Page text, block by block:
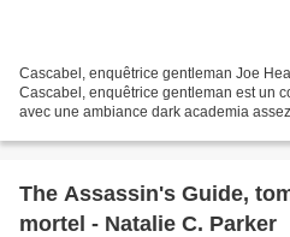
Cascabel, enquêtrice gentleman Joe
Cascabel, enquêtrice gentleman est un
avec une ambiance dark academia
The Assassin's Guide,
mortel - Natalie C. Parker